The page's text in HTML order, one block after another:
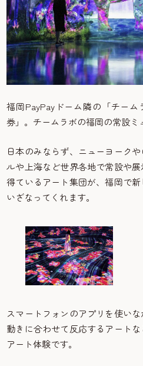
福岡PayPayドーム隣の「チー
券」。チームラボの福岡の常設ミ
日本のみならず、ニューヨーク
ルや上海など世界各地で常設や
得ているアート集団が、福岡で
いざなってくれます。
スマートフォンのアプリを使い
動きに合わせて反応するアート
アート体験です。